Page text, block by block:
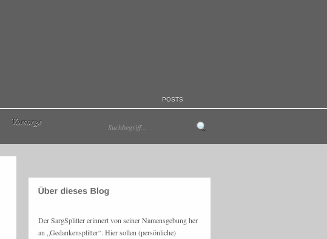
POSTS
Vorsorge
Der SargSplitter erinnert von seiner Namensgebung her
an „Gedankensplitter“. Hier sollen (persönliche)